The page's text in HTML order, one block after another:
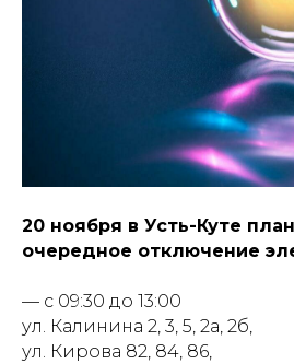
20 ноября в Усть-Куте
очередное отключение
— с 09:30 до 13:00
ул. Калинина 2, 3, 5, 2а, 2б,
ул. Кирова 82, 84, 86,